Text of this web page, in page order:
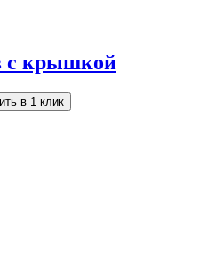
с крышкой
в 1 клик